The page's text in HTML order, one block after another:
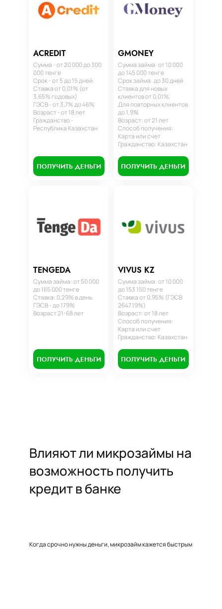
ACREDIT
Сумма - от 20 000 до 300
000 тенге
Срок - от 5 до 15 дней
Ставка от 0,01% (от
3,65% годовых)
ГЭСВ - от 3,7% до 46%
Возраст - от 18 лет
Гражданство -
Республика Казахстан
ПОЛУЧИТЬ ДЕНЬГИ
GMONEY
Сумма займа: от 10 000
до 145 000 тенге
Срок займа: до 30 дней
Ставка для новых
клиентов от 0,01%.
Для повторных клиентов
до 1,9%
Возраст: от 21 лет
Способ получения:
Карта или счет
Гражданство: Казахстан
ПОЛУЧИТЬ ДЕНЬГИ
TENGEDA
Сумма займа: от 50 000
до 165 000 тенге
Ставка: 0,29% в день
ГЭСВ - до 179%
Возраст 21-68 лет
ПОЛУЧИТЬ ДЕНЬГИ
VIVUS KZ
Сумма займа: от 10 000
до 153 150 тенге
Ставка от 0,95% (ГЭСВ
2647.19%)
Возраст: от 18 лет
Способ получения:
Карта или счет
Гражданство: Казахстан
ПОЛУЧИТЬ ДЕНЬГИ
Влияют ли микрозаймы на
возможность получить
кредит в банке
Когда срочно нужны деньги, микрозайм кажется быстрым